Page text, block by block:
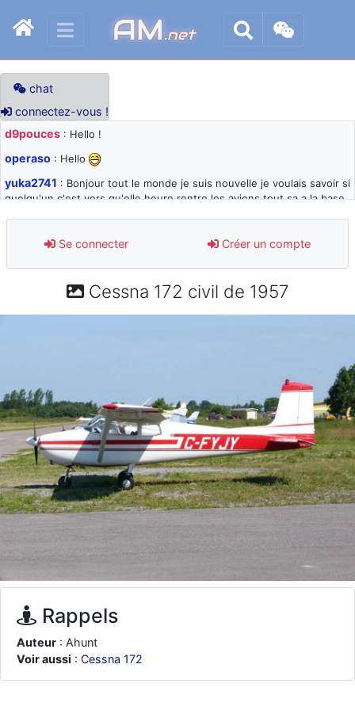
AM.net
chat
connectez-vous !
d9pouces : Hello !
operaso : Hello
yuka2741 : Bonjour tout le monde je suis nouvelle je voulais savoir si
quelqu'un c'est vers qu'elle heure rentre les avions tout sa a la base
d9pouces: désolé pour les quelques blocages du site ces derniers
jours : je teste des méthodes contre le spam et les bots trop nocifs
: Super, la nouvelle bannière
je suis un avion@,._,+: Bonjour je viens d'arriver il y a quelques
moi et quelques avions n'ont pas les mêmes noms qu'aujourd'hui
ouakamois: Bonjourà toutes et à tous.en espérantque ces
quelques images du Pays Basque vous auront plu ; Agur…
d9pouces: Je me rattraperai à la Ferté samedi
d9pouces: Malheureusement nonun peu trop loin pour moi !
: Bonjour, certains parmis vous étaient-ils présent au
meeting de Lann Bihoué de 2026 ?
au site!
jericho
: Bonne année et tous mes meilleurs voeux à tous pour
2026 !
little boy
: je vous souhaite un bon réveillon pour cette nouvelle
année!
Se connecter Créer un compte
Cessna 172 civil de 1957
Rappels
Auteur : Ahunt
Voir aussi : Cessna 172